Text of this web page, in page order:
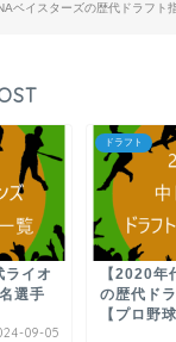
ベイスターズの歴代ドラフト
ライオ
選手
09-05
ドラフト
【2020年
の歴代ド
【プロ野球